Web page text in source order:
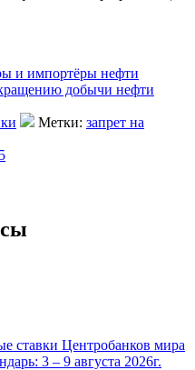
и импортёры нефти
добычи нефти
Метки: запрет на
ставки Центробанков мира
3 – 9 августа 2026г.